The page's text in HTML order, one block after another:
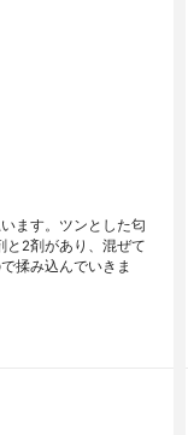
ます。ツンとした匂
と2剤があり、混ぜて
揉み込んでいきま